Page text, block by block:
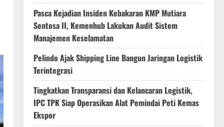
Pasca Kejadian Insiden Kebakaran KMP Mutiara
Sentosa II, Kemenhub Lakukan Audit Sistem
Manajemen Keselamatan
Pelindo Ajak Shipping Line Bangun Jaringan Logistik
Terintegrasi
Tingkatkan Transparansi dan Kelancaran Logistik,
IPC TPK Siap Operasikan Alat Pemindai Peti Kemas
Ekspor